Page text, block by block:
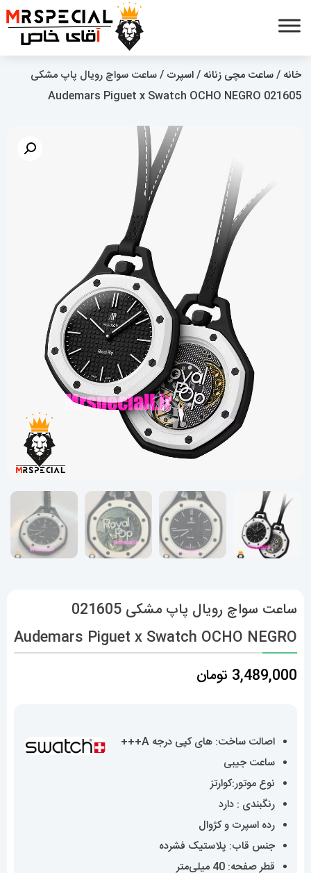
خانه /ساعت مچی زنانه /اسپرت / ساعت سواچ رویال پاپ مشکی
021605 Audemars Piguet x Swatch OCHO NEGRO
ساعت سواچ رویال پاپ مشکی 021605
Audemars Piguet x Swatch OCHO NEGRO
3,489,000 تومان
اصالت ساخت: های کپی درجه A+++
ساعت جیبی
نوع موتور:کوارتز
رنگبندی : دارد
رده اسپرت و کژوال
جنس قاب: پلاستیک فشرده
قطر صفحه: 40 میلی‌متر